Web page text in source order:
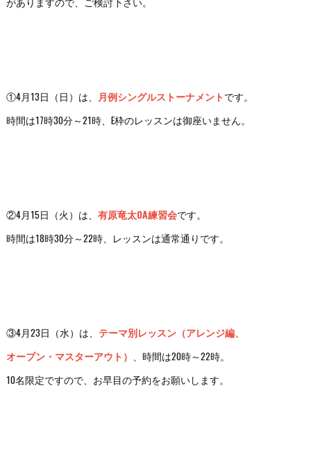
①4月13日（日）は、 月例シングルストーナメントです。
時間は17時30分～21時、E枠のレッスンは御座いません。
②4月15日（火）は、 有原竜太OA練習会です。
時間は18時30分～22時、レッスンは通常通りです。
③4月23日（水）は、 テーマ別レッスン（アレンジ編、
オープン・マスターアウト） 、時間は20時～22時。
10名限定ですので、お早目の予約をお願いします。